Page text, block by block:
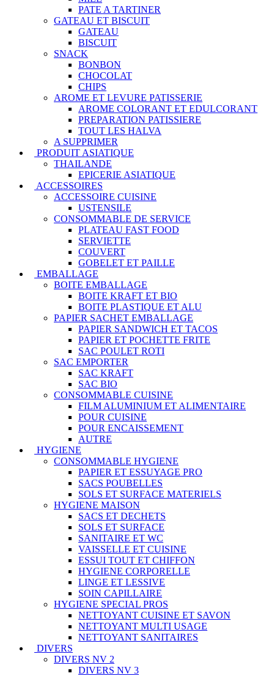
PATE A TARTINER
GATEAU ET BISCUIT
GATEAU
BISCUIT
SNACK
BONBON
CHOCOLAT
CHIPS
AROME ET LEVURE PATISSERIE
AROME COLORANT ET EDULCORANT
PREPARATION PATISSIERE
TOUT LES HALVA
A SUPPRIMER
PRODUIT ASIATIQUE
THAILANDE
EPICERIE ASIATIQUE
ACCESSOIRES
ACCESSOIRE CUISINE
USTENSILE
CONSOMMABLE DE SERVICE
PLATEAU FAST FOOD
SERVIETTE
COUVERT
GOBELET ET PAILLE
EMBALLAGE
BOITE EMBALLAGE
BOITE KRAFT ET BIO
BOITE PLASTIQUE ET ALU
PAPIER SACHET EMBALLAGE
PAPIER SANDWICH ET TACOS
PAPIER ET POCHETTE FRITE
SAC POULET ROTI
SAC EMPORTER
SAC KRAFT
SAC BIO
CONSOMMABLE CUISINE
FILM ALUMINIUM ET ALIMENTAIRE
POUR CUISINE
POUR ENCAISSEMENT
AUTRE
HYGIENE
CONSOMMABLE HYGIENE
PAPIER ET ESSUYAGE PRO
SACS POUBELLES
SOLS ET SURFACE MATERIELS
HYGIENE MAISON
SACS ET DECHETS
SOLS ET SURFACE
SANITAIRE ET WC
VAISSELLE ET CUISINE
ESSUI TOUT ET CHIFFON
HYGIENE CORPORELLE
LINGE ET LESSIVE
SOIN CAPILLAIRE
HYGIENE SPECIAL PROS
NETTOYANT CUISINE ET SAVON
NETTOYANT MULTI USAGE
NETTOYANT SANITAIRES
DIVERS
DIVERS NV 2
DIVERS NV 3